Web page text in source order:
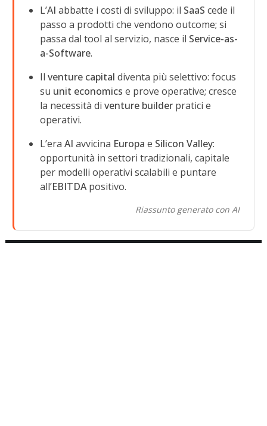
L’AI abbatte i costi di sviluppo: il SaaS cede il
passo a prodotti che vendono outcome; si
passa dal tool al servizio, nasce il Service-as-
a-Software.
Ilventure capital diventa più selettivo: focus
su unit economics e prove operative; cresce
la necessità diventure builder pratici e
operativi.
L’eraAI avvicina Europa e Silicon Valley:
opportunità in settori tradizionali, capitale
per modelli operativi scalabili e puntare
all’EBITDApositivo.
Riassunto generato con AI